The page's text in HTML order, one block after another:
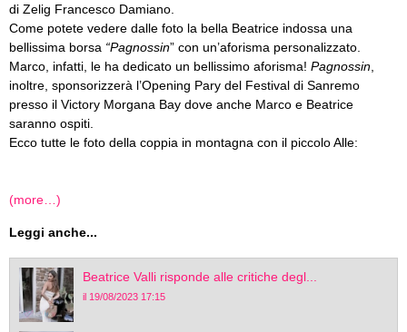
di Zelig Francesco Damiano.
Come potete vedere dalle foto la bella Beatrice indossa una
bellissima borsa “Pagnossin” con un’aforisma personalizzato.
Marco, infatti, le ha dedicato un bellissimo aforisma! Pagnossin
inoltre, sponsorizzerà l’Opening Pary del Festival di Sanremo
presso il Victory Morgana Bay dove anche Marco e Beatrice
saranno ospiti.
Ecco tutte le foto della coppia in montagna con il piccolo Alle:
(more…)
Leggi anche...
Beatrice Valli risponde alle critiche degl...
il 19/08/2023 17:15